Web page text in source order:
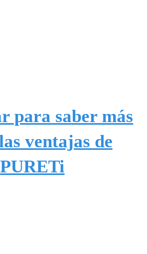
para saber más
ventajas de
PURETi